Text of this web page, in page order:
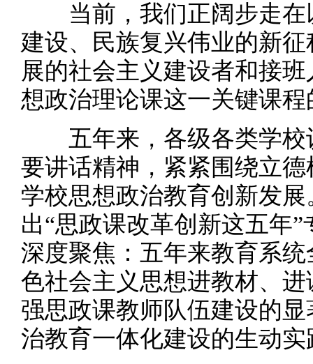
当前，我们正阔步走在
建设、民族复兴伟业的新
展的社会主义建设者和接
想政治理论课这一关键课
五年来，各级各类学校
要讲话精神，紧紧围绕立
学校思想政治教育创新发
出“思政课改革创新这五年
深度聚焦：五年来教育系
色社会主义思想进教材、
强思政课教师队伍建设的
治教育一体化建设的生动实